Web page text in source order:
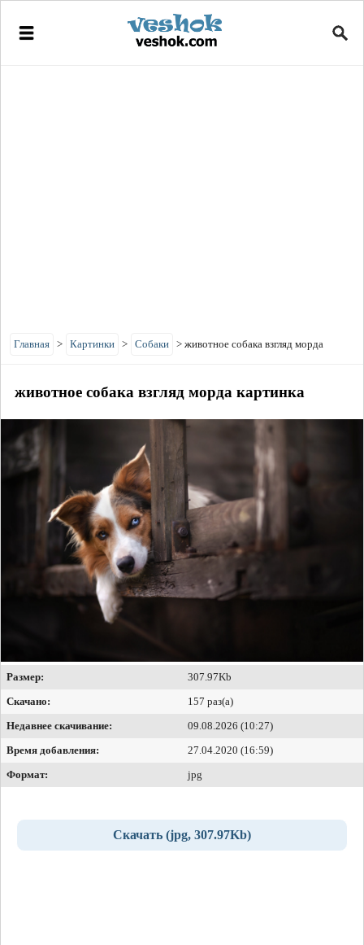
Главная > Картинки > Собаки > животное собака взгляд морда
животное собака взгляд морда картинка
Размер:
307.97Kb
Скачано:
157 раз(а)
Недавнее скачивание:
09.08.2026 (10:27)
Время добавления:
27.04.2020 (16:59)
Формат:
jpg
Скачать (jpg, 307.97Kb)